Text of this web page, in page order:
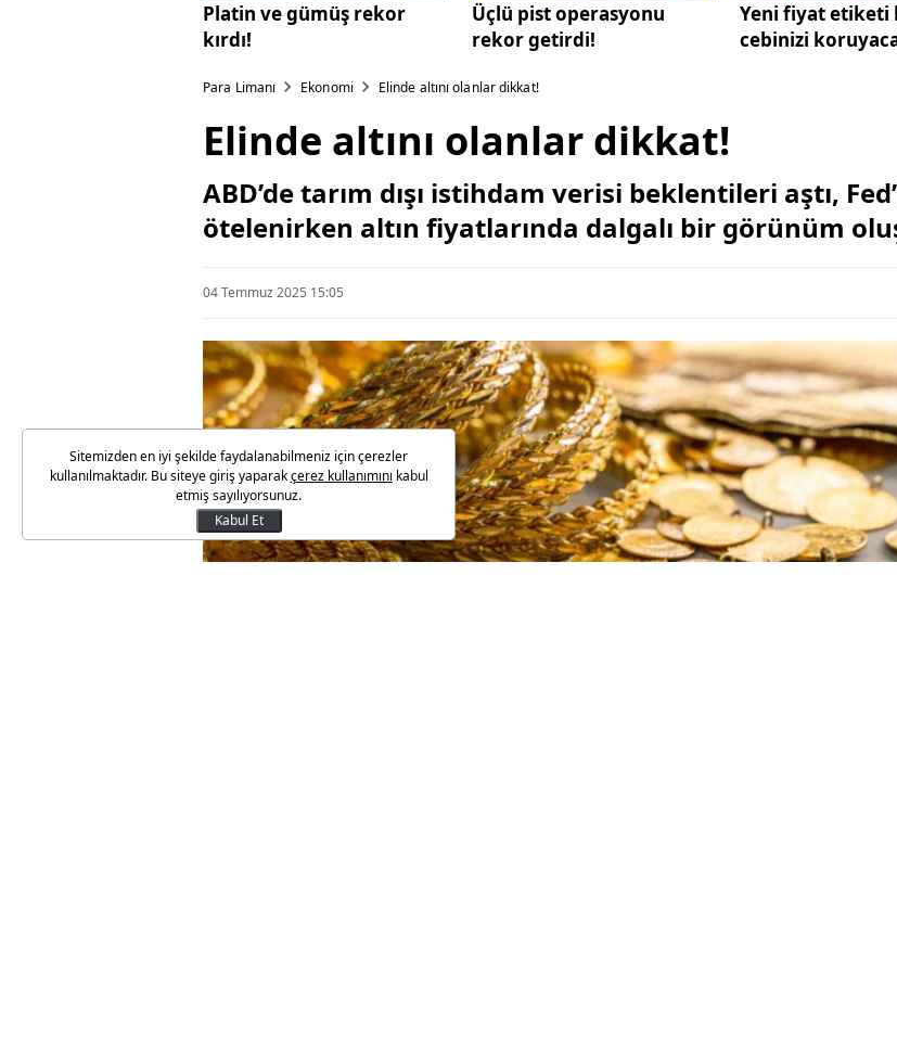
Platin ve gümüş rekor
kırdı!
Üçlü pist operasyonu
rekor getirdi!
Yeni fiyat etiketi
cebinizi
Para Limanı Ekonomi Elinde altını olanlar dikkat!
Elinde altını olanlar dikkat!
ABD’de tarım dışı istihdam verisi beklentileri aştı,
ötelenirken altın fiyatlarında dalgalı bir görünüm
04 Temmuz 2025 15:05
Sitemizden en iyi şekilde faydalanabilmeniz için çerezler
kullanılmaktadır. Bu siteye giriş yaparakçerez kullanımını kabul
etmiş sayılıyorsunuz.
Kabul Et